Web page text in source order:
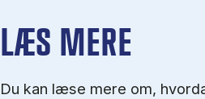
LÆS MERE
Du kan læse mere om,